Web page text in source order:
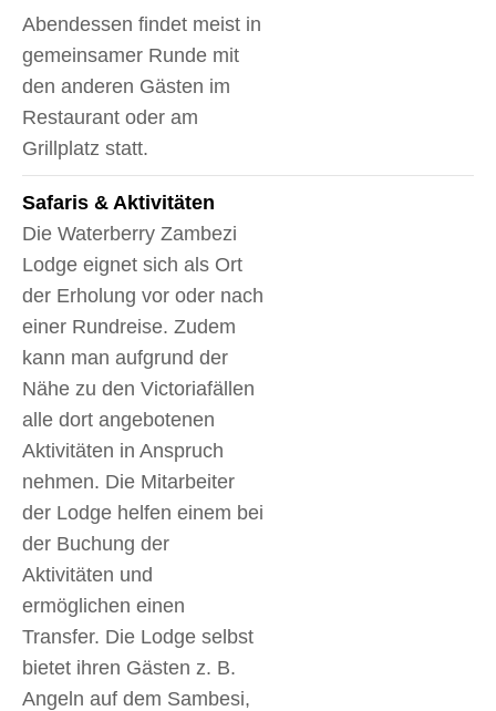
Abendessen findet meist in
gemeinsamer Runde mit
den anderen Gästen im
Restaurant oder am
Grillplatz statt.
Safaris & Aktivitäten
Die Waterberry Zambezi
Lodge eignet sich als Ort
der Erholung vor oder nach
einer Rundreise. Zudem
kann man aufgrund der
Nähe zu den Victoriafällen
alle dort angebotenen
Aktivitäten in Anspruch
nehmen. Die Mitarbeiter
der Lodge helfen einem bei
der Buchung der
Aktivitäten und
ermöglichen einen
Transfer. Die Lodge selbst
bietet ihren Gästen z. B.
Angeln auf dem Sambesi,